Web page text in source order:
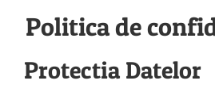
Politica de
Protectia Datelor